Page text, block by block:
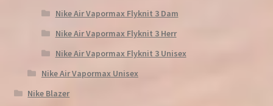
Nike Air Vapormax Flyknit 3 Dam
Nike Air Vapormax Flyknit 3 Herr
Nike Air Vapormax Flyknit 3 Unisex
Nike Air Vapormax Unisex
Nike Blazer